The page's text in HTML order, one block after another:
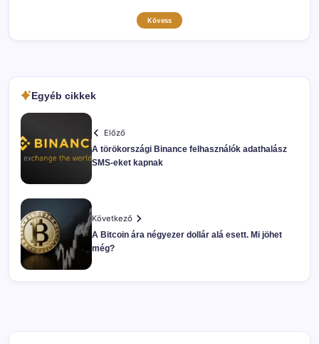
Kövess
Egyéb cikkek
Előző
A törökországi Binance felhasználók adathalász
SMS-eket kapnak
Következő
A Bitcoin ára négyezer dollár alá esett. Mi jöhet
még?